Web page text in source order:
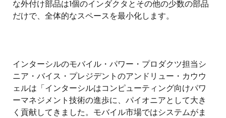
な外付け部品は1個のインダクタとその他の少数の部品
だけで、全体的なスペースを最小化します。
インターシルのモバイル・パワー・プロダクツ担当シ
ニア・バイス・プレジデントのアンドリュー・カウウ
ェルは「インターシルはコンピューティング向けパワ
ーマネジメント技術の進歩に、パイオニアとして大き
く貢献してきました。モバイル市場ではシステムがま